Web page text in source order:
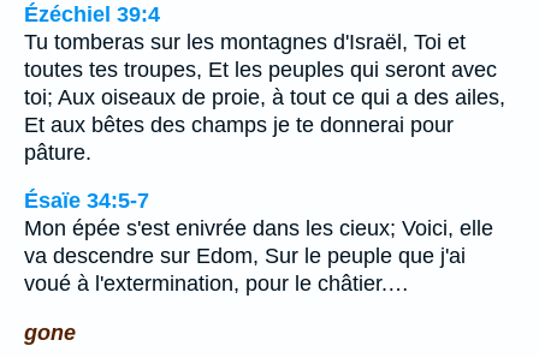
Ézéchiel 39:4
Tu tomberas sur les montagnes d'Israël, Toi et
toutes tes troupes, Et les peuples qui seront avec
toi; Aux oiseaux de proie, à tout ce qui a des ailes,
Et aux bêtes des champs je te donnerai pour
pâture.
Ésaïe 34:5-7
Mon épée s'est enivrée dans les cieux; Voici, elle
va descendre sur Edom, Sur le peuple que j'ai
voué à l'extermination, pour le châtier.…
gone